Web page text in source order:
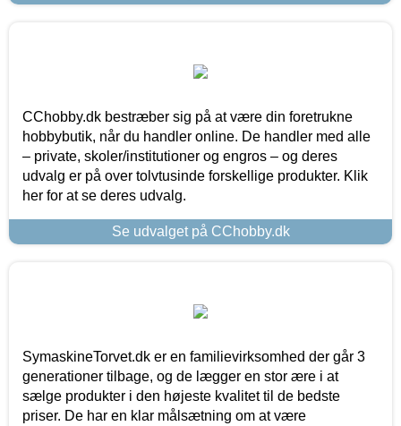
CChobby.dk bestræber sig på at være din foretrukne
hobbybutik, når du handler online. De handler med alle
– private, skoler/institutioner og engros – og deres
udvalg er på over tolvtusinde forskellige produkter. Klik
her for at se deres udvalg.
Se udvalget på CChobby.dk
SymaskineTorvet.dk er en familievirksomhed der går 3
generationer tilbage, og de lægger en stor ære i at
sælge produkter i den højeste kvalitet til de bedste
priser. De har en klar målsætning om at være